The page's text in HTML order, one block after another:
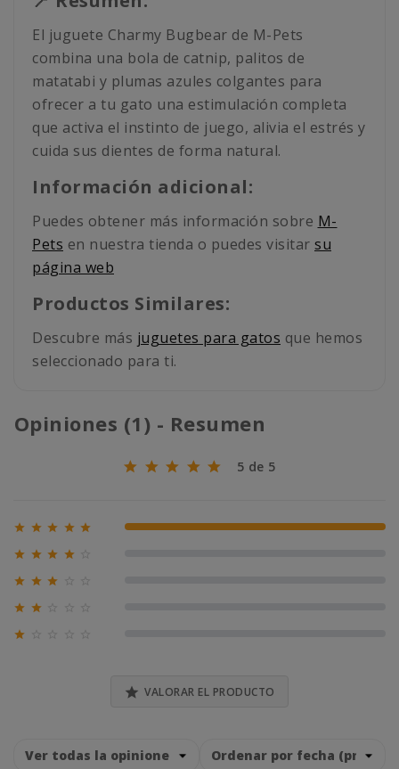
El juguete Charmy Bugbear de M-Pets
combina una bola de catnip, palitos de
matatabi y plumas azules colgantes para
ofrecer a tu gato una estimulación completa
que activa el instinto de juego, alivia el estrés y
cuida sus dientes de forma natural.
Información adicional:
Puedes obtener más información sobre M-
Pets en nuestra tienda o puedes visitar su
página web
Productos Similares:
Descubre más juguetes para gatos que hemos
seleccionado para ti.
Opiniones (1) - Resumen
5 de 5
     100% (1)
   
  
 

 VALORAR EL PRODUCTO